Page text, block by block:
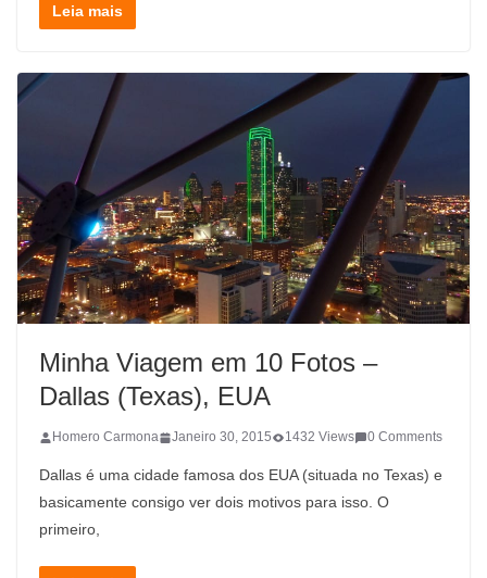
Leia mais
Minha Viagem em 10 Fotos –
Dallas (Texas), EUA
Homero Carmona Janeiro 30, 2015 1432 Views 0 Comments
Dallas é uma cidade famosa dos EUA (situada no Texas) e
basicamente consigo ver dois motivos para isso. O
primeiro,